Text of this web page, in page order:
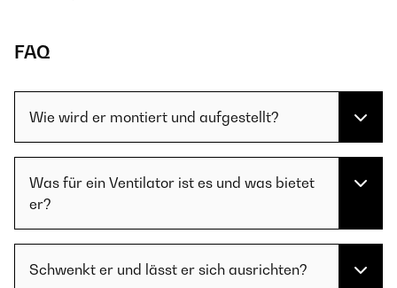
FAQ
Wie wird er montiert und aufgestellt?
Was für ein Ventilator ist es und was bietet
er?
Schwenkt er und lässt er sich ausrichten?